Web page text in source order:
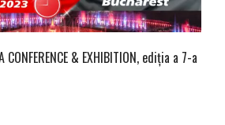
CONFERENCE & EXHIBITION, ediția a 7-a